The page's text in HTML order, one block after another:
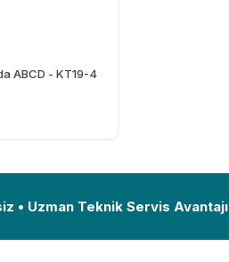
ABCD - KT19-4
• Uzman Teknik Servis Avantajı